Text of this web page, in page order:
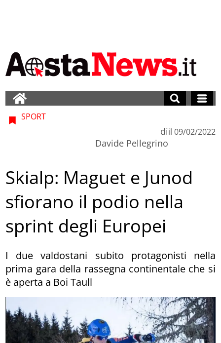
SPORT
di
Davide Pellegrino
il 09/02/2022
Skialp: Maguet e Junod
sfiorano il podio nella
sprint degli Europei
I due valdostani subito protagonisti nella
prima gara della rassegna continentale che si
è aperta a Boi Taull